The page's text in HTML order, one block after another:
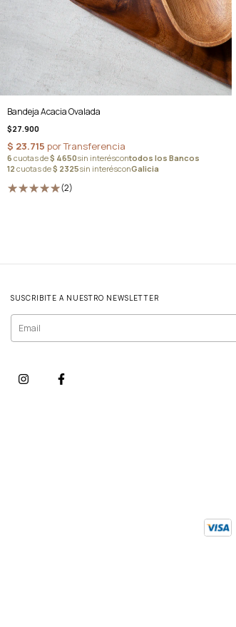
Bandeja Acacia Ovalada
$27.900
(2)
SUSCRIBITE A NUESTRO NEWSLETTER